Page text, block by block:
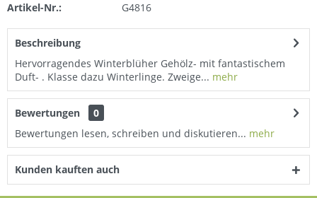
Artikel-Nr.: G4816
Beschreibung
Hervorragendes Winterblüher Gehölz- mit fantastischem
Duft- . Klasse dazu Winterlinge. Zweige... mehr
Bewertungen
0
Bewertungen lesen, schreiben und diskutieren... mehr
Kunden kauften auch